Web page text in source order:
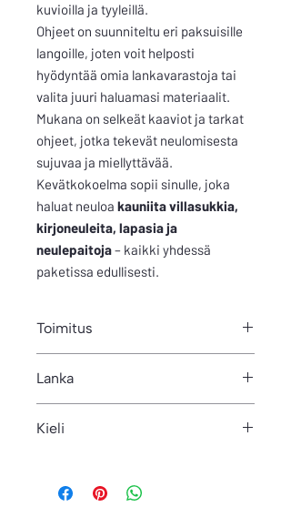
kuvioilla ja tyyleillä.
Ohjeet on suunniteltu eri paksuisille
langoille, joten voit helposti
hyödyntää omia lankavarastoja tai
valita juuri haluamasi materiaalit.
Mukana on selkeät kaaviot ja tarkat
ohjeet, jotka tekevät neulomisesta
sujuvaa ja miellyttävää.
Kevätkokoelma sopii sinulle, joka
haluat neuloa kauniita villasukkia,
kirjoneuleita, lapasia ja
neulepaitoja– kaikki yhdessä
paketissa edullisesti.
Toimitus
ladata tiedoston heti tilauksen ja
maksun jälkeen omilta sivuilta. Ohje
lähtee linkkinä automaattisesti myös
Lanka
mallista
Kieli